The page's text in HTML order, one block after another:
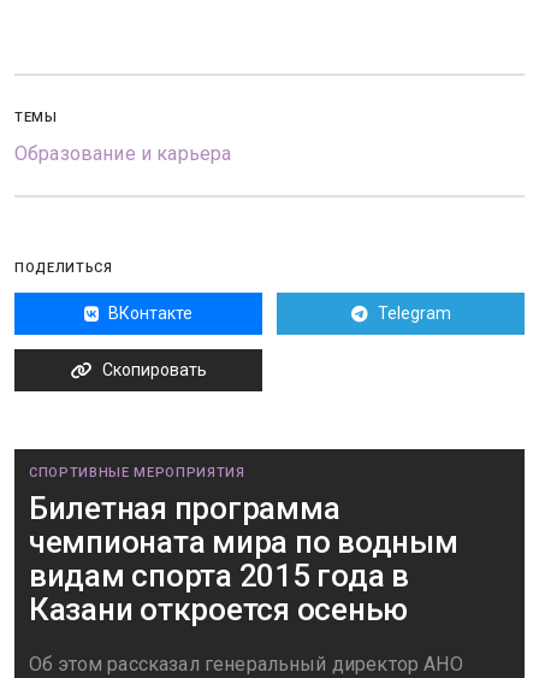
ТЕМЫ
Образование и карьера
ПОДЕЛИТЬСЯ
ВКонтакте Telegram
Скопировать
СПОРТИВНЫЕ МЕРОПРИЯТИЯ
Билетная программа
чемпионата мира по водным
видам спорта 2015 года в
Казани откроется осенью
Об этом рассказал генеральный директор АНО